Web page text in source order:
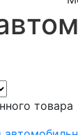
товара